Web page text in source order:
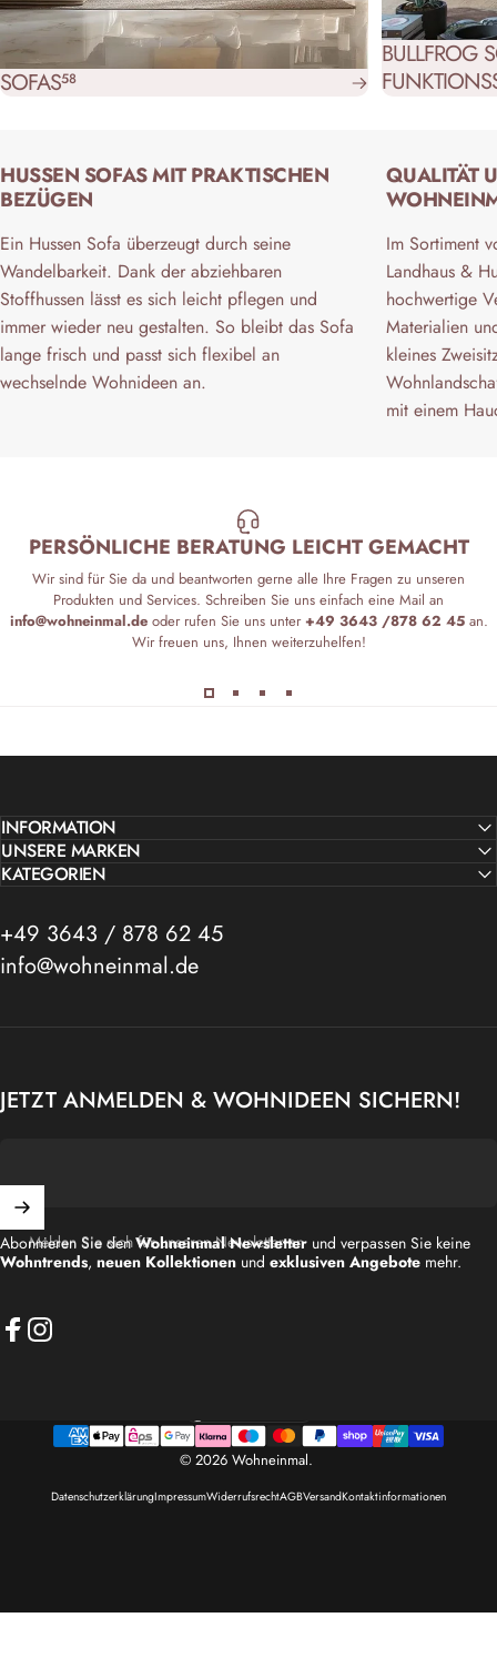
SOFAS58
BULLFROG
HUSSEN SOFAS MIT PRAKTISCHEN
BEZÜGEN
Ein Hussen Sofa überzeugt durch seine
Wandelbarkeit. Dank der abziehbaren
Stoffhussen lässt es sich leicht pflegen und
immer wieder neu gestalten. So bleibt das Sofa
lange frisch und passt sich flexibel an
wechselnde Wohnideen an.
QUALITÄT
Im Sortiment
Landhaus &
hochwertige
Materialien
kleines
mit einem
PERSÖNLICHE BERATUNG LEICHT GEMACHT
Wir sind für Sie da und beantworten gerne alle Ihre Fragen zu unseren
Produkten und Services. Schreiben Sie uns einfach eine Mail an
info@wohneinmal.deoder rufen Sie uns unter+49 3643 /878 62 45an.
Wir freuen uns, Ihnen weiterzuhelfen!
INFORMATION
UNSERE MARKEN
KATEGORIEN
+49 3643 / 878 62 45
info@wohneinmal.de
JETZT ANMELDEN & WOHNIDEEN SICHERN!
Melden Sie sich für unseren Newsletter an
Abonnieren Sie denWohneinmal Newsletter und verpassen Sie keine
Wohntrends, neuen Kollektionen und exklusiven Angebote mehr.
© 2026 Wohneinmal.
DatenschutzerklärungImpressumWiderrufsrechtAGBVersandKontaktinformationen
Land/Region